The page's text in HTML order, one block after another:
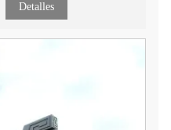
Detalles